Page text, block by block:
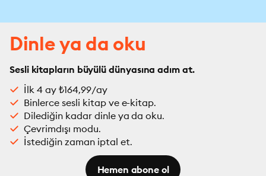
Dinle ya da oku
Sesli kitapların büyülü dünyasına adım at.
İlk 4 ay ₺164,99/ay
Binlerce sesli kitap ve e-kitap.
Dilediğin kadar dinle ya da oku.
Çevrimdışı modu.
İstediğin zaman iptal et.
Hemen abone ol